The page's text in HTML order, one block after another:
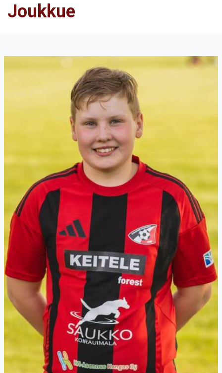
Joukkue